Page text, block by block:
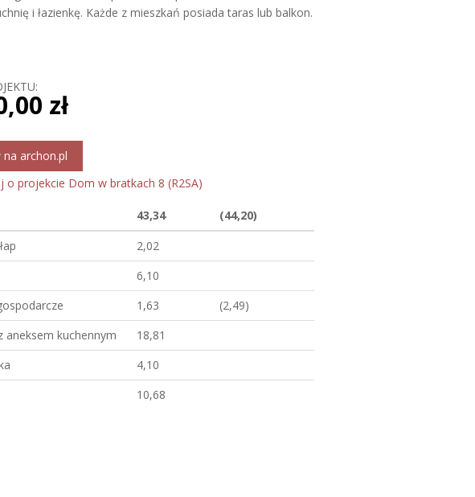
i łazienkę. Każde z mieszkań posiada taras lub balkon.
zł
archon.pl
o projekcie Dom w bratkach 8 (R2SA)
43,34
(44,20)
2,02
6,10
1,63
(2,49)
aneksem kuchennym
18,81
4,10
10,68